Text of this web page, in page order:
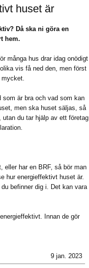
huset är
Då ska ni göra en
hem.
många hus drar idag onödigt
vis få ned den, men först
mycket.
som är bra och vad som kan
men ska huset säljas, så
du tar hjälp av ett företag
eller har en BRF, så bör man
hur energieffektivt huset är.
befinner dig i. Det kan vara
Innan de gör
9 jan. 2023